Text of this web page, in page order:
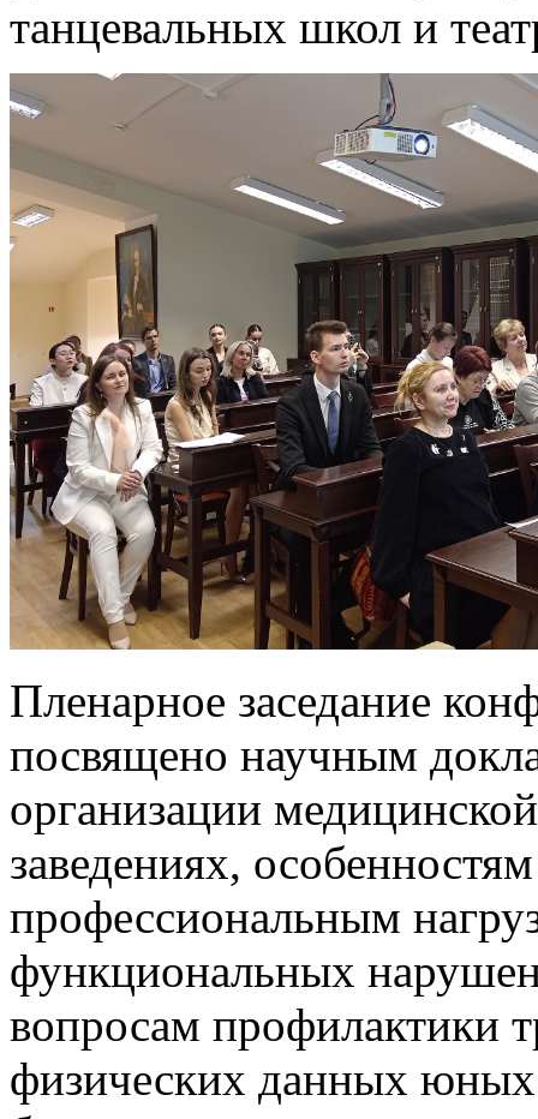
танцевальных школ и
Пленарное заседание
посвящено научным
организации
заведениях,
профессиональным
функциональных
вопросам профилактики
физических данных